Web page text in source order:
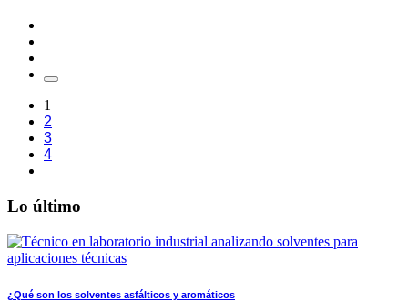
1
2
3
4
Lo último
¿Qué son los solventes asfálticos y aromáticos